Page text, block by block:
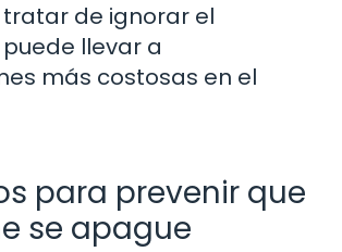
tratar de ignorar el
llevar a
más costosas en el
para prevenir que
se apague